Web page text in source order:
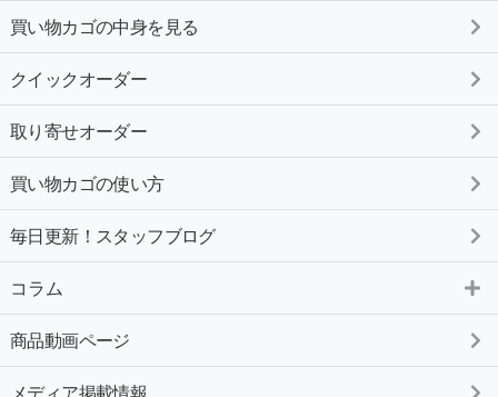
買い物カゴの中身を見る
クイックオーダー
取り寄せオーダー
買い物カゴの使い方
毎日更新！スタッフブログ
コラム
商品動画ページ
メディア掲載情報